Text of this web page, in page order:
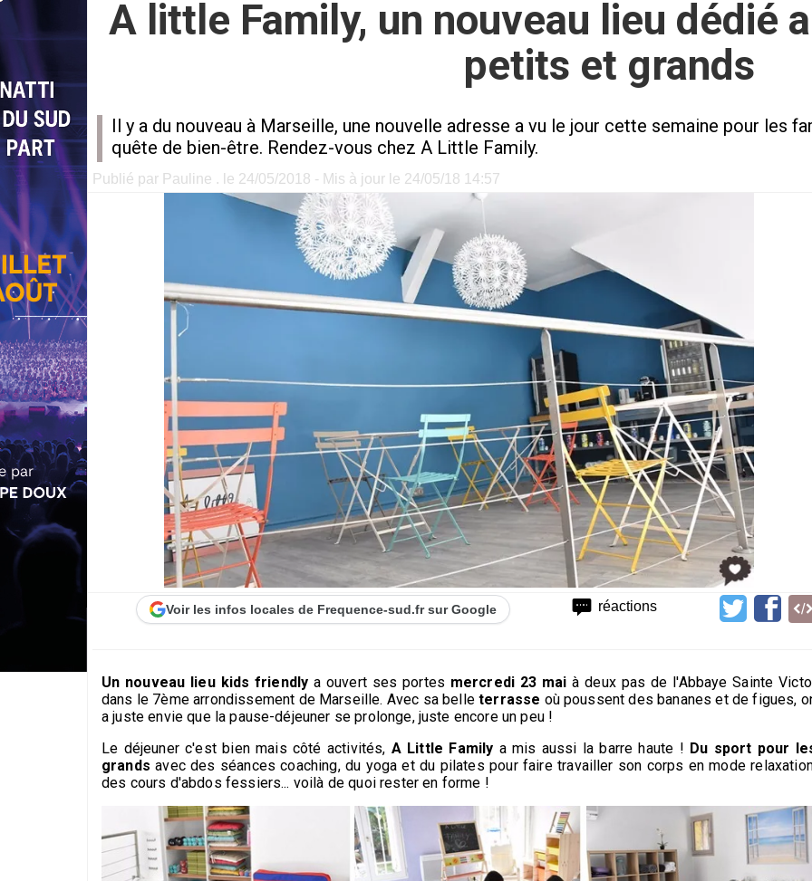
A little Family, un nouveau lieu dédié
petits et grands
Il y a du nouveau à Marseille, une nouvelle adresse a vu le jour cette semaine pour les
quête de bien-être. Rendez-vous chez A Little Family.
Publié par Pauline . le 24/05/2018 - Mis à jour le 24/05/18 14:57
réactions
Voir les infos locales de Frequence-sud.fr sur Google
Un nouveau lieu kids friendly a ouvert ses portes mercredi 23 mai à deux pas de l'Abbaye Sainte
dans le 7ème arrondissement de Marseille. Avec sa belleterrasse où poussent des bananes et de figues,
a juste envie que la pause-déjeuner se prolonge, juste encore un peu !
Le déjeuner c'est bien mais côté activités, A Little Family a mis aussi la barre haute ! Du sport pour
grands avec des séances coaching, du yoga et du pilates pour faire travailler son corps en mode
des cours d'abdos fessiers... voilà de quoi rester en forme !